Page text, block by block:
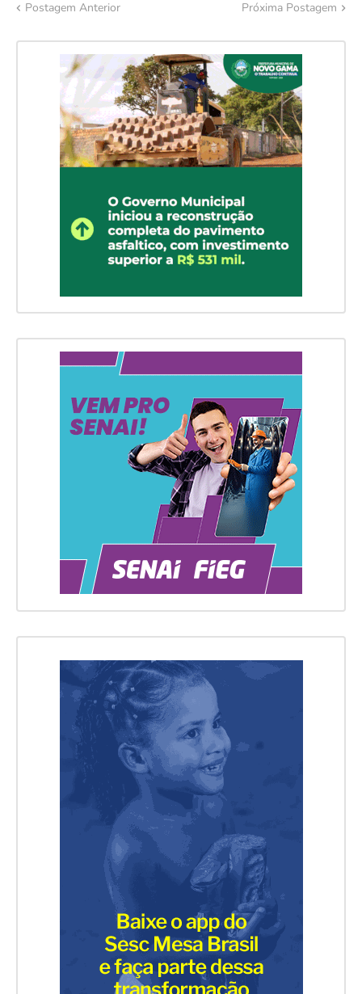
Postagem Anterior Próxima Postagem